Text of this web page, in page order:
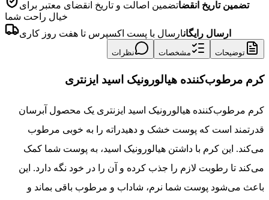
تضمین تاریخ انقضاتضمین اصالت و تاریخ انقضای معتبر برای
خیال راحت شما
ارسال رایگانارسال با پست اکسپرس تا هفت روز کاری
توضیحات مشخصات نظرات
کرم مرطوب‌کننده هیالورونیک اسید ایزنتری
کرم مرطوب‌کننده هیالورونیک اسید ایزنتری یک محصول آبرسان
قدرتمند است که پوست خشک و دهیدراته را به خوبی مرطوب
می‌کند. این کرم با داشتن هیالورونیک اسید، به پوست شما کمک
می‌کند تا رطوبت لازم را جذب کرده و آن را در خود نگه دارد. این
باعث می‌شود پوست شما نرم، شاداب و مرطوب باقی بماند و